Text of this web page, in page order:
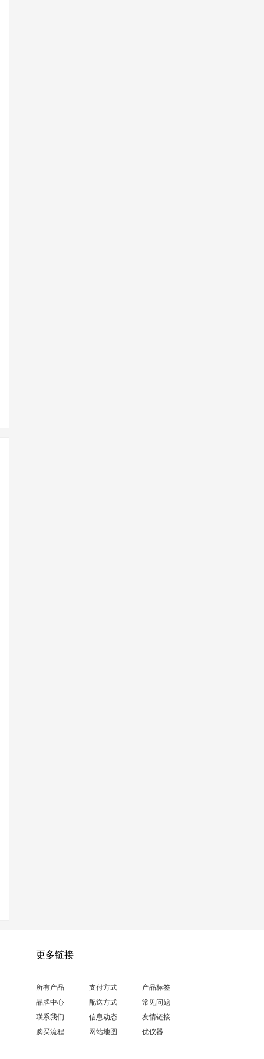
更多链接
所有产品 支付方式
产品标签
品牌中心
配送方式
常见问题
联系我们
信息动态
友情链接
购买流程
网站地图 优仪器